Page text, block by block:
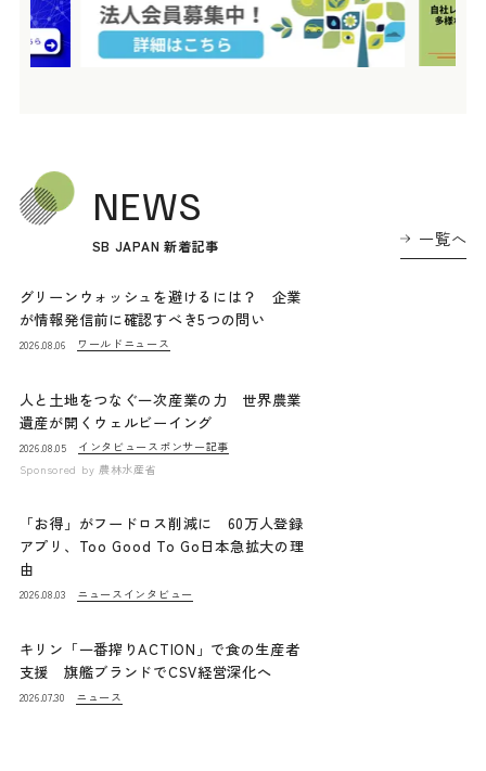
NEWS
SB JAPAN 新着記事 一覧へ
グリーンウォッシュを避けるには？ 企業
が情報発信前に確認すべき5つの問い
2026.08.06 ワールドニュース
人と土地をつなぐ一次産業の力 世界農業
遺産が開くウェルビーイング
2026.08.05 インタビュー スポンサー記事
Sponsored by 農林水産省
「お得」がフードロス削減に 60万人登録
アプリ、Too Good To Go日本急拡大の理
由
2026.08.03 ニュース インタビュー
キリン「一番搾りACTION」で食の生産者
支援 旗艦ブランドでCSV経営深化へ
2026.07.30 ニュース